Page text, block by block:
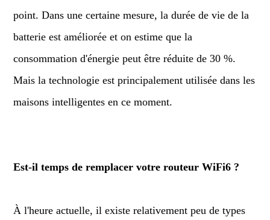
point. Dans une certaine mesure, la durée de vie de la
batterie est améliorée et on estime que la
consommation d'énergie peut être réduite de 30 %.
Mais la technologie est principalement utilisée dans les
maisons intelligentes en ce moment.
Est-il temps de remplacer votre routeur WiFi6 ?
À l'heure actuelle, il existe relativement peu de types